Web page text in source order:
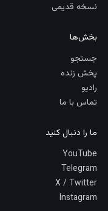
نسخه قدیمی
بخش‌ها
جستجو
پخش زنده
رادیو
تماس با ما
ما را دنبال کنید
YouTube
Telegram
X / Twitter
Instagram